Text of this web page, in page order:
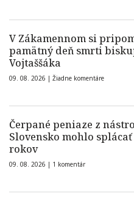
V Zákamennom si
pamätný deň smrti
Vojtaššáka
09. 08. 2026 | Žiadne komentáre
Čerpané peniaze z
Slovensko mohlo
rokov
09. 08. 2026 | 1 komentár